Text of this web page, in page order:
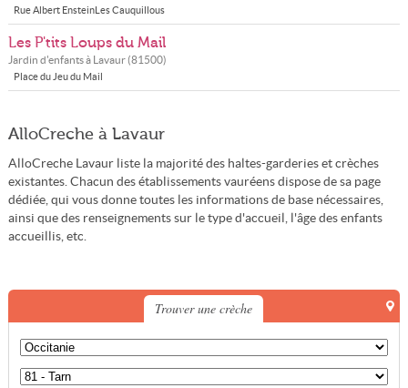
Rue Albert EnsteinLes Cauquillous
Les P'tits Loups du Mail
Jardin d'enfants à Lavaur(81500)
Place du Jeu du Mail
AlloCreche à Lavaur
AlloCreche Lavaur liste la majorité des haltes-garderies et crèches
existantes. Chacun des établissements vauréens dispose de sa page
dédiée, qui vous donne toutes les informations de base nécessaires,
ainsi que des renseignements sur le type d'accueil, l'âge des enfants
accueillis, etc.
Trouver une crèche